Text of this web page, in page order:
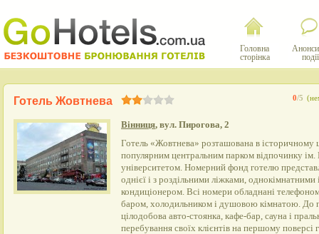
Головна
сторінка
події
0/5
Готель Жовтнева
Вінниця, вул. Пирогова, 2
Готель «Жовтнева» розташована в історичному
популярним центральним парком відпочинку ім.
університетом. Номерний фонд готелю
однієї і з роздільними ліжками,
кондиціонером. Всі номери обладнані
баром, холодильником і душовою кімнатою. До
цілодобова авто-стоянка, кафе-бар, сауна і
перебування своїх клієнтів на першому